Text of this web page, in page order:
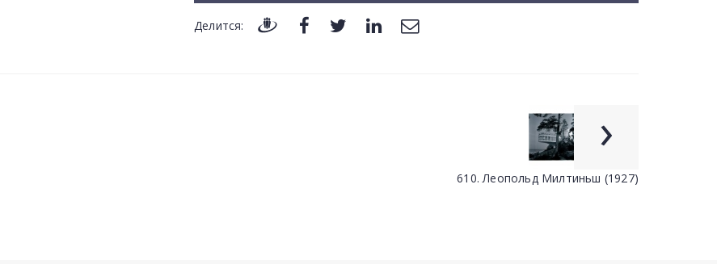
Делится:
›
610. Леопольд Милтиньш (1927)